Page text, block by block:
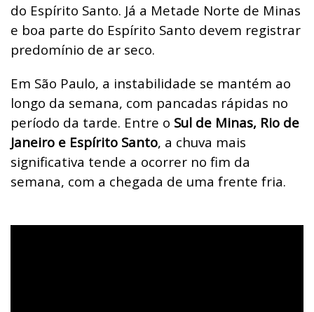
do Espírito Santo. Já a Metade Norte de Minas
e boa parte do Espírito Santo devem registrar
predomínio de ar seco.
Em São Paulo, a instabilidade se mantém ao
longo da semana, com pancadas rápidas no
período da tarde. Entre o Sul de Minas, Rio de
Janeiro e Espírito Santo, a chuva mais
significativa tende a ocorrer no fim da
semana, com a chegada de uma frente fria.